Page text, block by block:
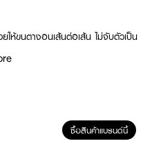
ให้ขนตางอนเส้นต่อเส้น ไม่จับตัวเป็น
ซื้อสินค้าแบรนด์นี้